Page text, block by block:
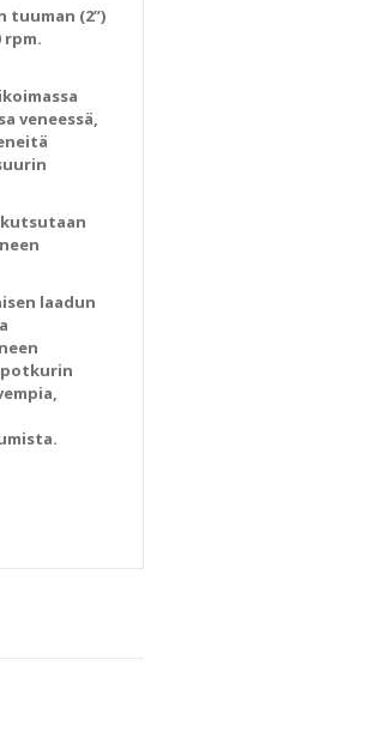
(2”)
veneessä,
laadun